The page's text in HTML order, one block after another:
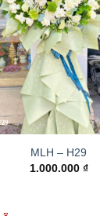
MLH – H29
1.000.000 ₫